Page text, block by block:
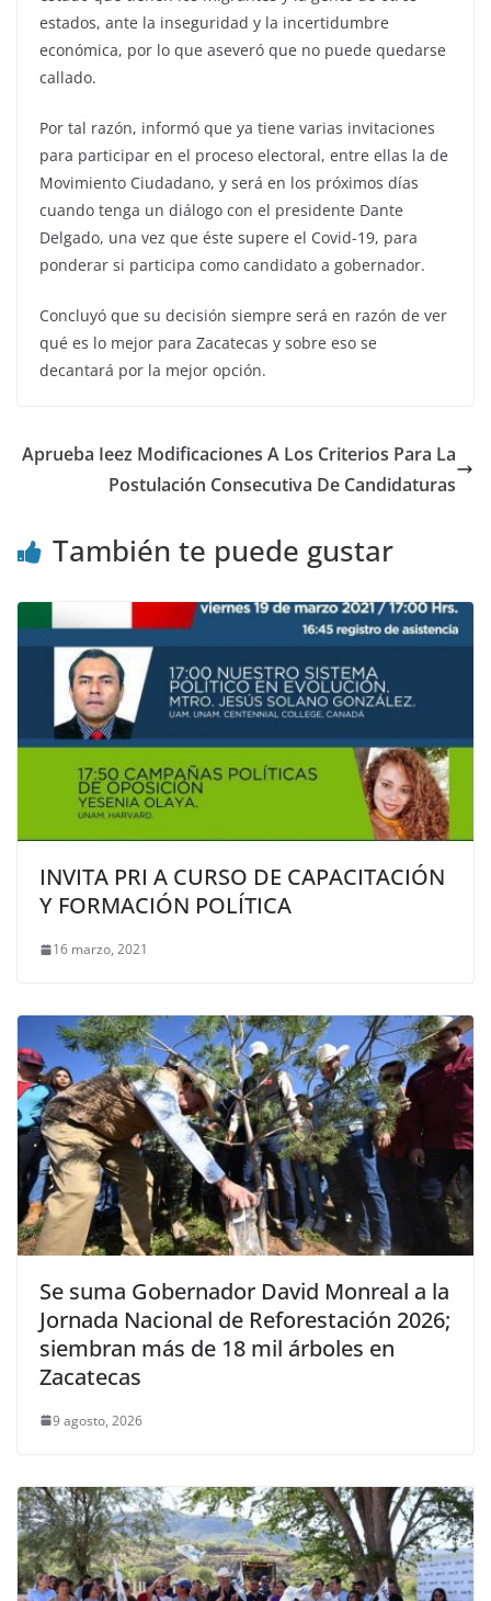
estados, ante la inseguridad y la incertidumbre
económica, por lo que aseveró que no puede quedarse
callado.
Por tal razón, informó que ya tiene varias invitaciones
para participar en el proceso electoral, entre ellas la de
Movimiento Ciudadano, y será en los próximos días
cuando tenga un diálogo con el presidente Dante
Delgado, una vez que éste supere el Covid-19, para
ponderar si participa como candidato a gobernador.
Concluyó que su decisión siempre será en razón de ver
qué es lo mejor para Zacatecas y sobre eso se
decantará por la mejor opción.
Aprueba Ieez Modificaciones A Los Criterios Para La
Postulación Consecutiva De Candidaturas
También te puede gustar
INVITA PRI A CURSO DE CAPACITACIÓN
Y FORMACIÓN POLÍTICA
16 marzo, 2021
Se suma Gobernador David Monreal a la
Jornada Nacional de Reforestación 2026;
siembran más de 18 mil árboles en
Zacatecas
9 agosto, 2026